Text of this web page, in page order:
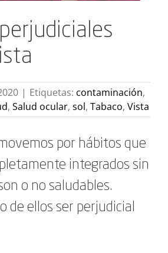
| Etiquetas: contaminación,
, Salud ocular, sol, Tabaco, Vista
por hábitos que
integrados sin
o no saludables.
de ellos ser perjudicial